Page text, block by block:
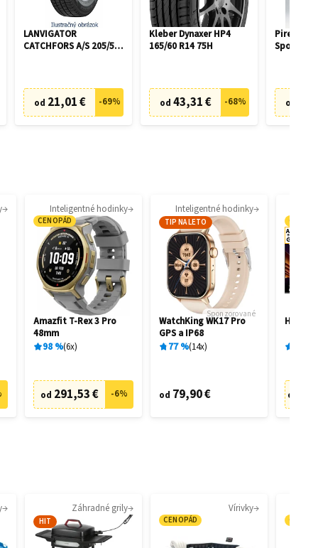
LANVIGATOR
CATCHFORS A/S 205/55
od 21,01 € -69%
Kleber Dynaxer HP4
165/60 R14 75H
od 43,31 € -68%
Pirelli P
Sports
od
Inteligentné hodinky
CENOPÁD
Amazfit T-Rex 3 Pro
48mm
98 % 6x
od 291,53 € -6%
Inteligentné hodinky
TIP NA LETO
Sponzorované
WatchKing WK17 Pro
GPS a IP68
77% 14x
od 79,90 €
A
G
od
Záhradné grily
HIT
Vírivky
CENOPÁD